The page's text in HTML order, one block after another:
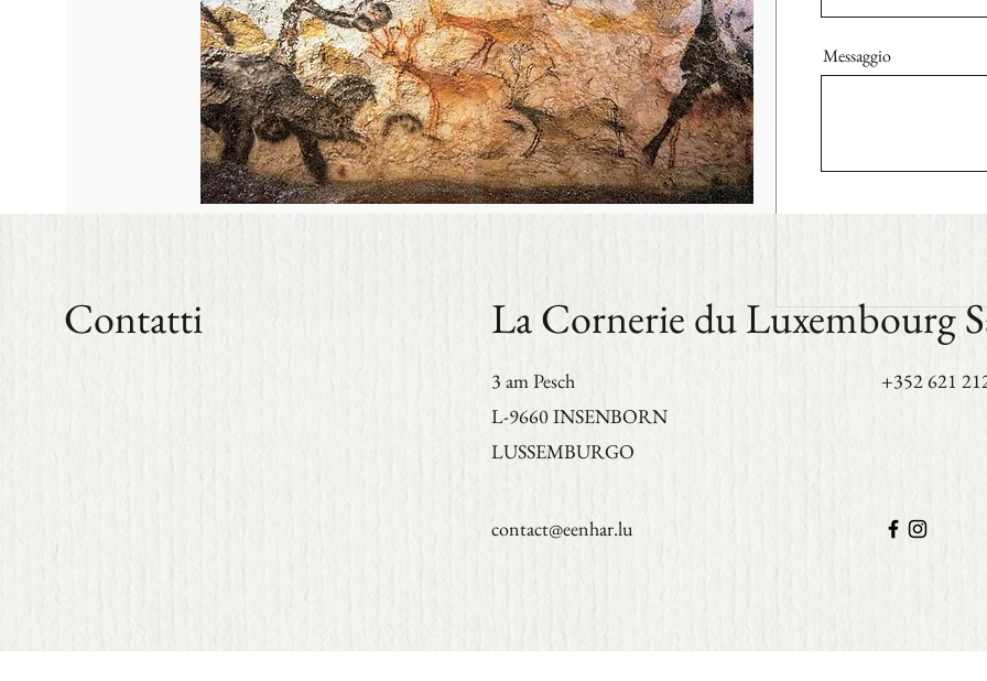
Messaggio
Contatti La Cornerie du Luxembourg
3 am Pesch
L-9660INSENBORN
LUSSEMBURGO
+352 621
contact@eenhar.lu